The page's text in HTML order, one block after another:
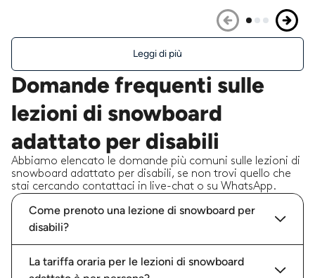
Leggi di più
Domande frequenti sulle
lezioni di snowboard
adattato per disabili
Abbiamo elencato le domande più comuni sulle lezioni di
snowboard adattato per disabili, se non trovi quello che
stai cercando contattaci in live-chat o su WhatsApp.
Come prenoto una lezione di snowboard per
disabili?
La tariffa oraria per le lezioni di snowboard